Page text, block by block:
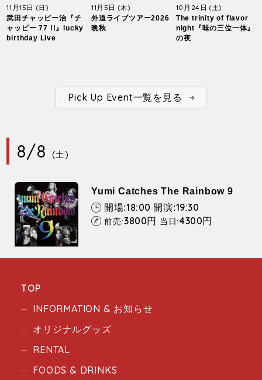
11月15日 (日)
武田チャッピー治『チ
ャッピー 77 !!』lucky
birthday Live
11月5日 (木)
外道ライブツアー2026
晩秋
10月24日 (土)
The trinity of flavor
night『味の三位一体』
の夜
Pick Up Event一覧を見る
8/8 (土)
Yumi Catches The Rainbow 9
開場:18:00 開演:19:30
前売:3800円 当日:4300円
TOP
INFORMATION & お知らせ
オリジナルグッズ
RENTAL
FOODS & DRINKS